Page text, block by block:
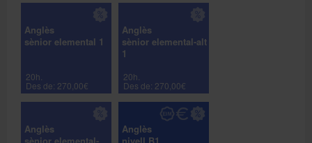
Anglès
sènior elemental 1
20h.
Des de: 270,00€
Anglès
sènior elemental-alt
1
20h.
Des de: 270,00€
Anglès
Anglès